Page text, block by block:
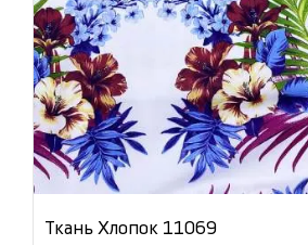
Ткань Хлопок 11069